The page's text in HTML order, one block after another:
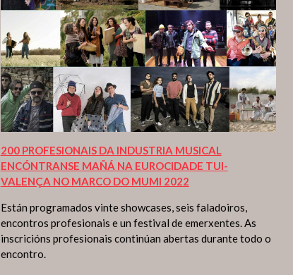
200 PROFESIONAIS DA INDUSTRIA MUSICAL
ENCÓNTRANSE MAÑÁ NA EUROCIDADE TUI-
VALENÇA NO MARCO DO MUMI 2022
Están programados vinte showcases, seis faladoiros,
encontros profesionais e un festival de emerxentes. As
inscricións profesionais continúan abertas durante todo o
encontro.